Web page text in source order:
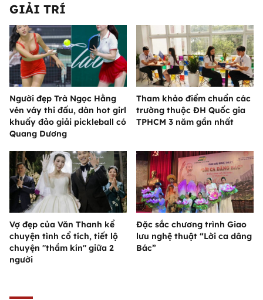
GIẢI TRÍ
Người đẹp Trà Ngọc Hằng
vén váy thi đấu, dàn hot girl
khuấy đảo giải pickleball có
Quang Dương
Tham khảo điểm chuẩn các
trường thuộc ĐH Quốc gia
TPHCM 3 năm gần nhất
Vợ đẹp của Văn Thanh kể
chuyện tình cổ tích, tiết lộ
chuyện "thầm kín" giữa 2
người
Đặc sắc chương trình Giao
lưu nghệ thuật “Lời ca dâng
Bác”